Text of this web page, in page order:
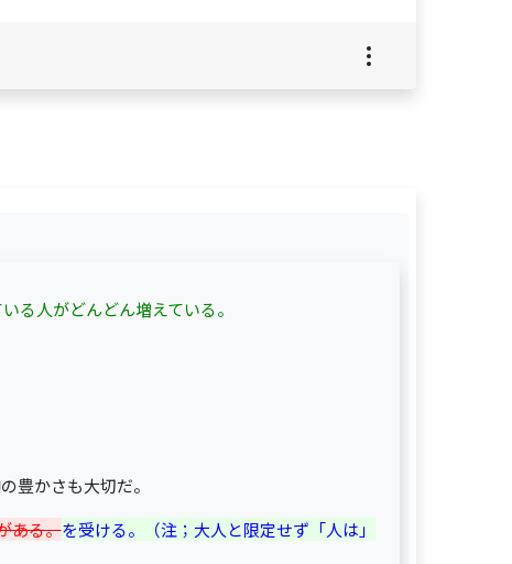
る人がどんどん増えている。
豊かさも大切だ。
ある。を受ける。（注；大人と限定せず「人は」